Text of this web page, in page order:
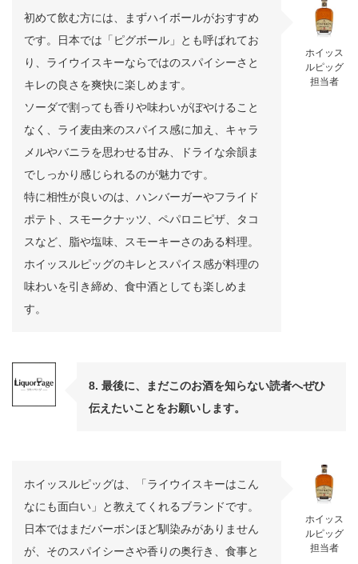
ホイッス
ルピッグ
担当者
初めて飲む方には、まずハイボールがおすすめ
です。日本では「ピグボール」とも呼ばれてお
り、ライウイスキーならではのスパイシーさと
キレの良さを爽快に楽しめます。
ソーダで割っても香りや味わいがぼやけること
なく、ライ麦由来のスパイス感に加え、キャラ
メルやバニラを思わせる甘み、ドライな余韻ま
でしっかり感じられるのが魅力です。
特に相性が良いのは、ハンバーガーやフライド
ポテト、スモークナッツ、ペパロニピザ、タコ
スなど、脂や塩味、スモーキーさのある料理。
ホイッスルピッグのキレとスパイス感が料理の
味わいを引き締め、食中酒としても楽しめま
す。
8. 最後に、まだこのお酒を知らない読者へぜひ
伝えたいことをお願いします。
ホイッス
ルピッグ
担当者
ホイッスルピッグは、「ライウイスキーはこん
なにも面白い」と教えてくれるブランドです。
日本ではまだバーボンほど馴染みがありません
が、そのスパイシーさや香りの奥行き、食事と